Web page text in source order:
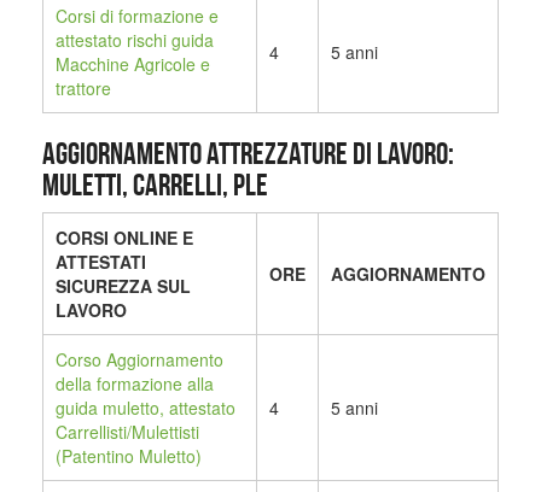
Corsi di formazione e
attestato rischi guida
Macchine Agricole e
trattore
4 5 anni
AGGIORNAMENTO ATTREZZATURE DI LAVORO:
MULETTI, CARRELLI, PLE
CORSI ONLINE E
ATTESTATI
SICUREZZA SUL
LAVORO
ORE AGGIORNAMENTO
Corso Aggiornamento
della formazione alla
guida muletto, attestato
Carrellisti/Mulettisti
(Patentino Muletto)
4 5 anni